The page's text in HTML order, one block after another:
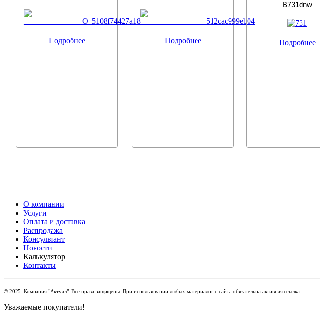
Подробнее Подробнее
B731dnw
Подробнее
О компании
Услуги
Оплата и доставка
Распродажа
Консультант
Новости
Калькулятор
Контакты
© 2025. Компания "Актуал". Все права защищены. При использовании любых материалов с сайта обязательна активная ссылка.
Уважаемые покупатели!